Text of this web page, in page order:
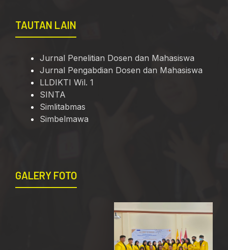
TAUTAN LAIN
Jurnal Penelitian Dosen dan Mahasiswa
Jurnal Pengabdian Dosen dan Mahasiswa
LLDIKTI Wil. 1
SINTA
Simlitabmas
Simbelmawa
GALERY FOTO